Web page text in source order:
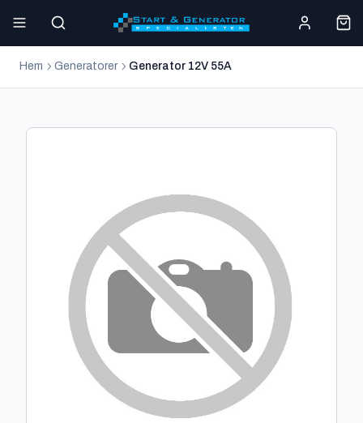
Hem Generatorer Generator 12V 55A